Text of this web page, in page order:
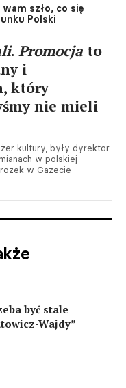
szło, co się
Polski
. Promocja to
i
który
nie mieli
kultury, były dyrektor
w polskiej
w Gazecie
być stale
Wajdy”